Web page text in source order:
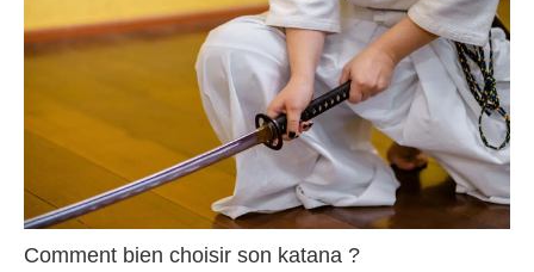
Comment bien choisir son katana ?